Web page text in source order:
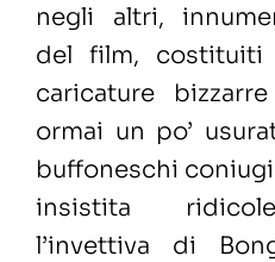
negli altri,
del film,
caricature
ormai un po’
buffoneschi
insistita
l’invettiva di